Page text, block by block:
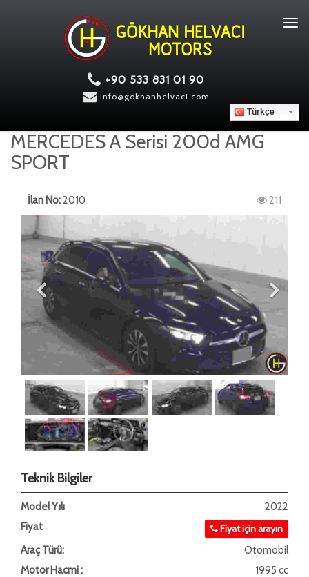
+90 533 831 01 90
info@gokhanhelvaci.com
Türkçe
MERCEDES A Serisi 200d AMG
SPORT
İlan No:2010 211
Teknik Bilgiler
Model Yılı
2022
Fiyat
Fiyat için arayın
Araç Türü:
Otomobil
Motor Hacmi :
1995 cc